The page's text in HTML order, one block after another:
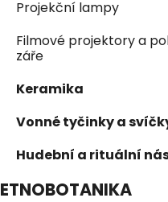
Projekční lampy
Filmové projektory a
záře
Keramika
Vonné tyčinky a
Hudební a rituální
ETNOBOTANIKA